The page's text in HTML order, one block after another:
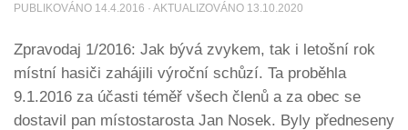
PUBLIKOVÁNO 14.4.2016 · AKTUALIZOVÁNO 13.10.2020
Zpravodaj 1/2016: Jak bývá zvykem, tak i letošní rok
místní hasiči zahájili výroční schůzí. Ta proběhla
9.1.2016 za účasti téměř všech členů a za obec se
dostavil pan místostarosta Jan Nosek. Byly předneseny